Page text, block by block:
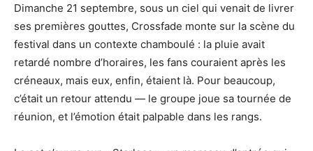
Dimanche 21 septembre, sous un ciel qui venait de livrer
ses premières gouttes, Crossfade monte sur la scène du
festival dans un contexte chamboulé : la pluie avait
retardé nombre d’horaires, les fans couraient après les
créneaux, mais eux, enfin, étaient là. Pour beaucoup,
c’était un retour attendu — le groupe joue sa tournée de
réunion, et l’émotion était palpable dans les rangs.